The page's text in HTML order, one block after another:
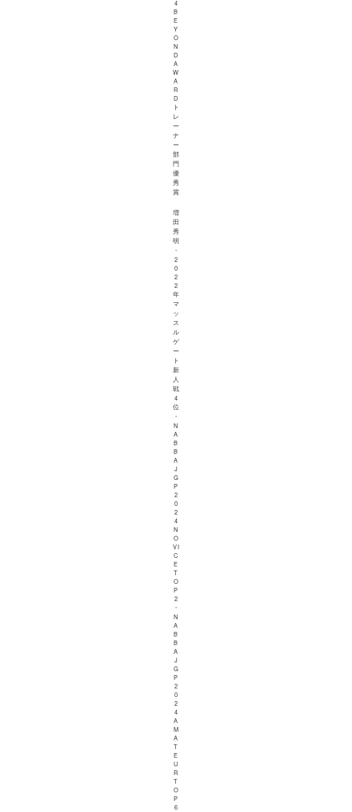
4
B
E
Y
O
N
D
A
W
A
R
D
ト
レ
ー
ナ
ー
部
門
優
秀
賞
増
田
秀
明
・
2
0
2
2
年
マ
ッ
ス
ル
ゲ
ー
ト
新
人
戦
4
位
・
N
A
B
B
A
J
G
P
2
0
2
4
N
O
VI
C
E
T
O
P
2
・
N
A
B
B
A
J
G
P
2
0
2
4
A
M
A
T
E
U
R
T
O
P
6